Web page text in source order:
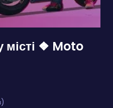
місті ❖ Moto